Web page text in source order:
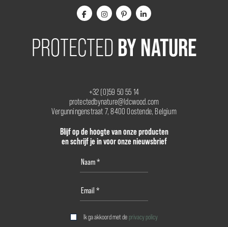
PROTECTED BY NATURE
+32 (0)59 50 55 14
protectedbynature@ldcwood.com
Vergunningenstraat 7, 8400 Oostende, Belgium
Blijf op de hoogte van onze producten
en schrijf je in voor onze nieuwsbrief
Ik ga akkoord met de privacy policy